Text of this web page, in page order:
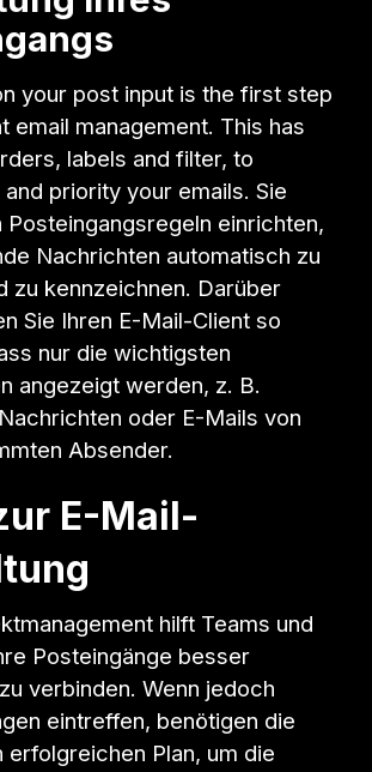
your post input is the first step
email management. This has
labels and filter, to
priority your emails. Sie
Posteingangsregeln einrichten,
Nachrichten automatisch zu
zu kennzeichnen. Darüber
Sie Ihren E-Mail-Client so
nur die wichtigsten
angezeigt werden, z. B.
oder E-Mails von
Absender.
E-Mail-
hilft Teams und
Posteingänge besser
verbinden. Wenn jedoch
eintreffen, benötigen die
erfolgreichen Plan, um die